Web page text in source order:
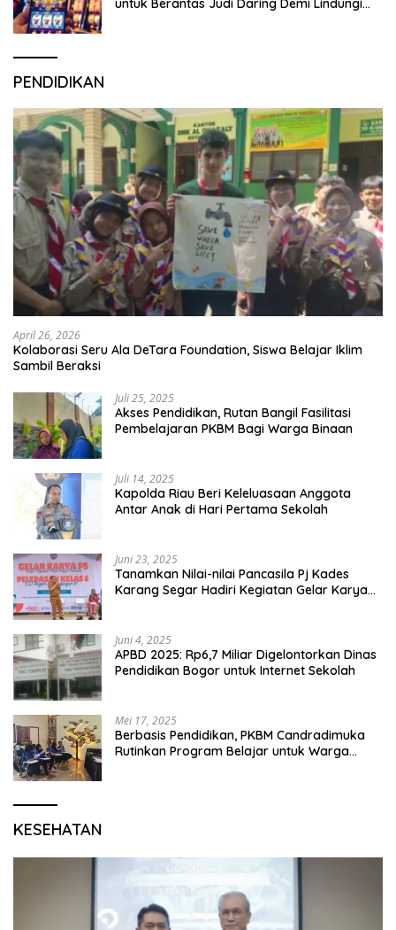
untuk Berantas Judi Daring Demi Lindungi
PENDIDIKAN
April 26, 2026
Kolaborasi Seru Ala DeTara Foundation, Siswa Belajar Iklim
Sambil Beraksi
Juli 25, 2025
Akses Pendidikan, Rutan Bangil Fasilitasi
Pembelajaran PKBM Bagi Warga Binaan
Juli 14, 2025
Kapolda Riau Beri Keleluasaan Anggota
Antar Anak di Hari Pertama Sekolah
Juni 23, 2025
Tanamkan Nilai-nilai Pancasila Pj Kades
Karang Segar Hadiri Kegiatan Gelar Karya
Juni 4, 2025
APBD 2025: Rp6,7 Miliar Digelontorkan Dinas
Pendidikan Bogor untuk Internet Sekolah
Mei 17, 2025
Berbasis Pendidikan, PKBM Candradimuka
Rutinkan Program Belajar untuk Warga
KESEHATAN